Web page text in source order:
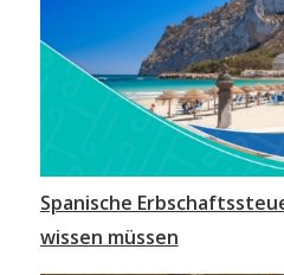
Spanische
wissen müssen